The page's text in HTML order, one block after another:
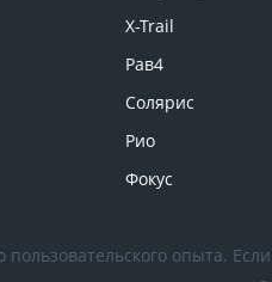
X-Trail
Рав4
Солярис
Рио
Фокус
опыта.